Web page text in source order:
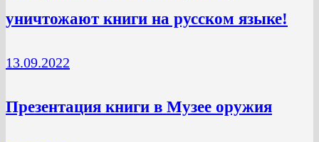
уничтожают книги на русском языке!
13.09.2022
Презентация книги в Музее оружия